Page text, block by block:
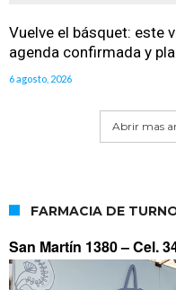
Vuelve el básquet: este
agenda confirmada y
6 agosto, 2026
Abrir mas
FARMACIA DE
San Martín 1380 –Cel.